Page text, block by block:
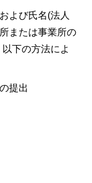
よび氏名(法人
または事業所の
下の方法によ
提出